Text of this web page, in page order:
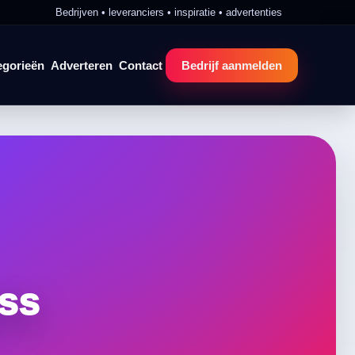
Bedrijven • leveranciers • inspiratie • advertenties
Adverteren Contact Bedrijf aanmelden